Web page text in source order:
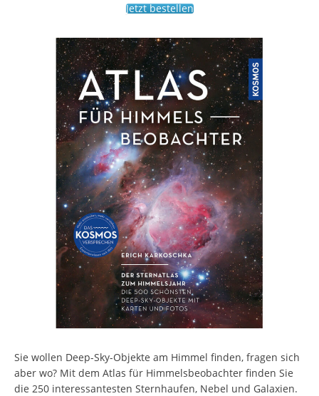
Jetzt bestellen
Sie wollen Deep-Sky-Objekte am Himmel finden, fragen sich
aber wo? Mit dem Atlas für Himmelsbeobachter finden Sie
die 250 interessantesten Sternhaufen, Nebel und Galaxien.